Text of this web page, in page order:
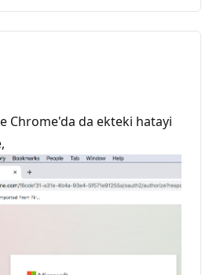
Chrome'da da ekteki hatayi